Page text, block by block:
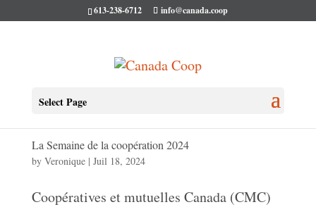
613-238-6712 info@canada.coop
Select Page
La Semaine de la coopération 2024
by Veronique| Juil 18, 2024
Coopératives et mutuelles Canada (CMC)